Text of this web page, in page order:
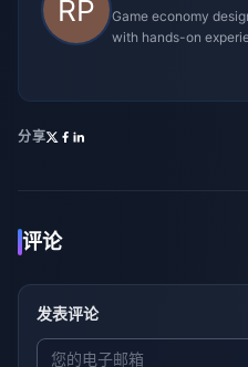
Game economy
with hands-on
分享
评论
发表评论